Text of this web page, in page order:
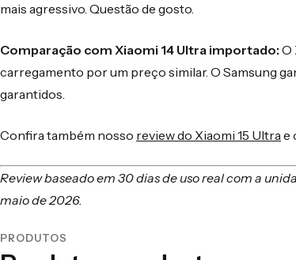
mais agressivo. Questão de gosto.
Comparação com Xiaomi 14 Ultra importado: O
carregamento por um preço similar. O Samsung
garantidos.
Confira também nosso review do Xiaomi 15 Ultrae
Review baseado em 30 dias de uso real com a
maio de 2026.
PRODUTOS